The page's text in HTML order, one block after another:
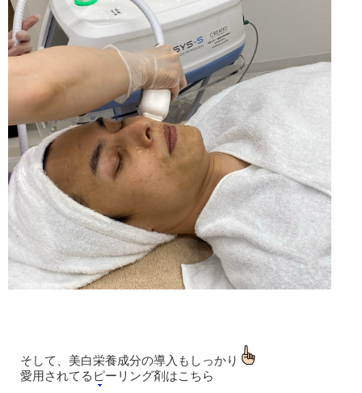
そして、美白栄養成分の導入もしっかり
愛用されてるピーリング剤はこちら